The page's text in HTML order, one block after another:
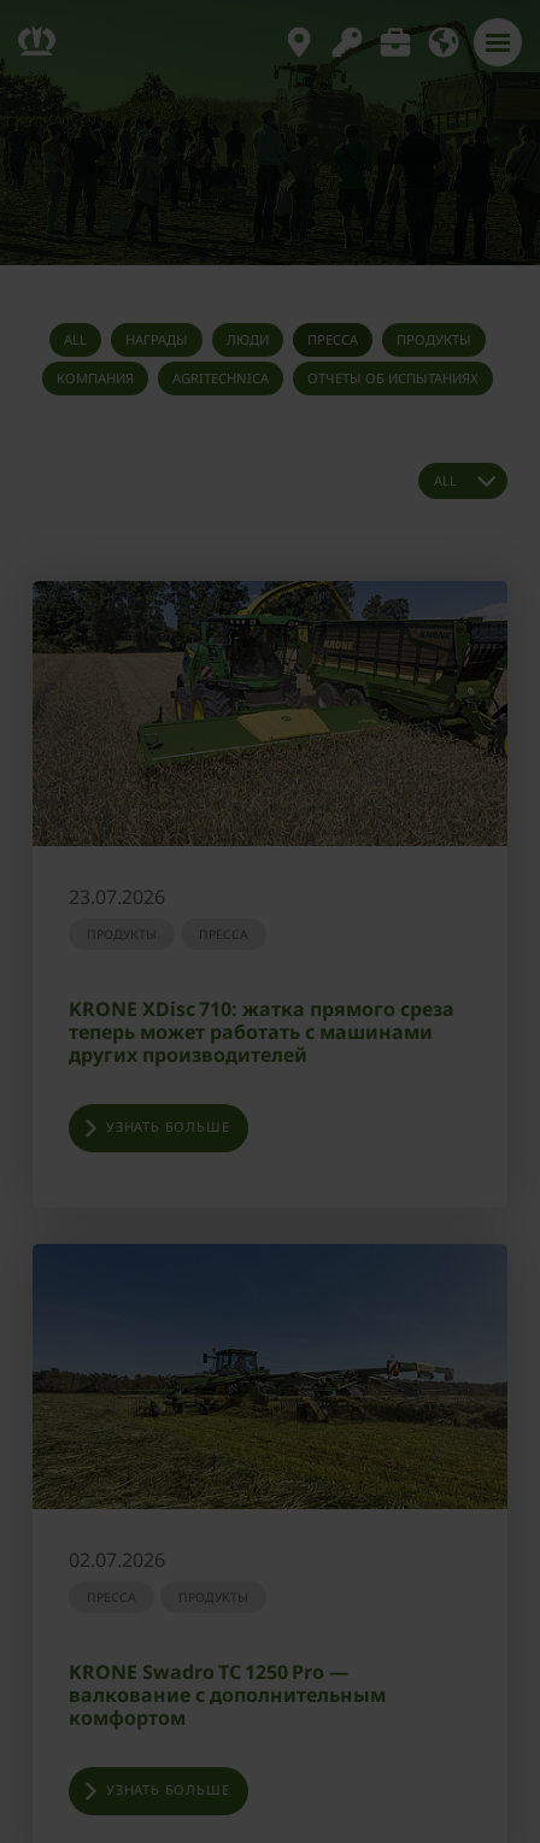
ALL НАГРАДЫ ЛЮДИ ПРЕССА ПРОДУКТЫ
КОМПАНИЯ AGRITECHNICA ОТЧЕТЫ ОБ ИСПЫТАНИЯХ
23.07.2026
ПРОДУКТЫ ПРЕССА
KRONE XDisc 710: жатка прямого среза
теперь может работать с машинами
других производителей
УЗНАТЬ БОЛЬШЕ
02.07.2026
ПРЕССА ПРОДУКТЫ
KRONE Swadro TC 1250 Pro —
валкование с дополнительным
комфортом
УЗНАТЬ БОЛЬШЕ